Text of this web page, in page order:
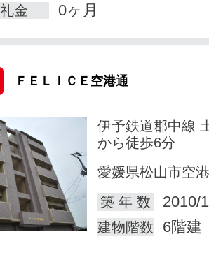
礼金 0ヶ月
ＦＥＬＩＣＥ空港通
伊予鉄道郡中線
から徒歩6分
愛媛県松山市空
築 年 数
2010/
建物階数 6階建